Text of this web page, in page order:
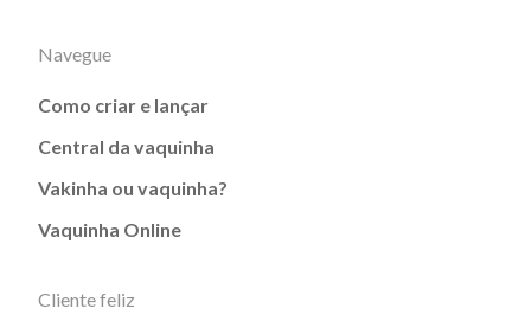
Navegue
Como criar e lançar
Central da vaquinha
Vakinha ou vaquinha?
Vaquinha Online
Cliente feliz